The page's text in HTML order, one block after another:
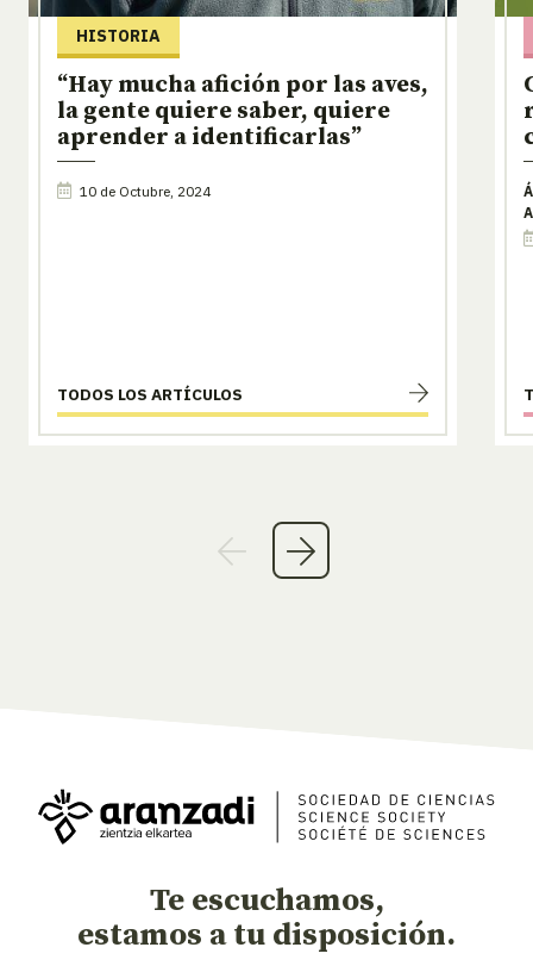
HISTORIA
“Hay mucha afición por las aves,
la gente quiere saber, quiere
aprender a identificarlas”
10 de Octubre, 2024
TODOS LOS ARTÍCULOS
Te escuchamos,
estamos a tu disposición.